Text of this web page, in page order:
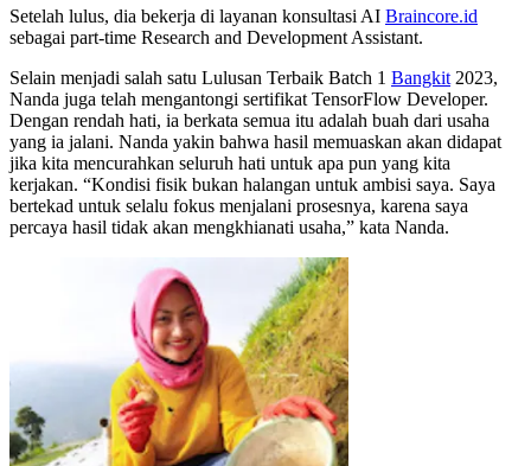
Setelah lulus, dia bekerja di layanan konsultasi AI Braincore.id
sebagai part-time Research and Development Assistant.
Selain menjadi salah satu Lulusan Terbaik Batch 1 Bangkit 2023,
Nanda juga telah mengantongi sertifikat TensorFlow Developer.
Dengan rendah hati, ia berkata semua itu adalah buah dari usaha
yang ia jalani. Nanda yakin bahwa hasil memuaskan akan didapat
jika kita mencurahkan seluruh hati untuk apa pun yang kita
kerjakan. “Kondisi fisik bukan halangan untuk ambisi saya. Saya
bertekad untuk selalu fokus menjalani prosesnya, karena saya
percaya hasil tidak akan mengkhianati usaha,” kata Nanda.